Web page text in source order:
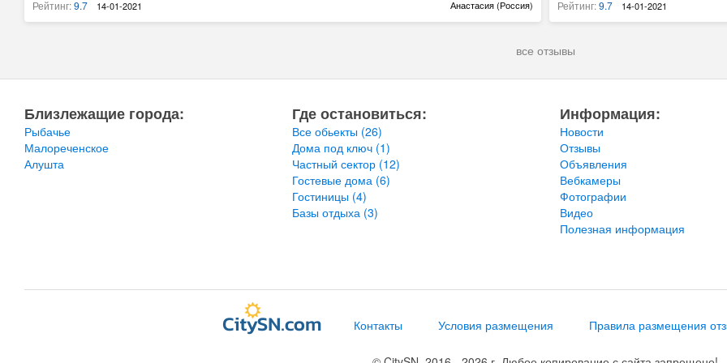
неспешным шагом. До центра посёлка также 5 минут. Возле дома достаточное количество магазинов где
можно купить все необходимое. На Территории много места для стоянки машин. На следующий год
Рейтинг:9.7 14-01-2021 Анастасия (Россия)
находили для нас месте. Очень
магазинов, столовая. Можно
очень полюбили это место Иван
Рейтинг:9.7 14-01-2021
все отзывы
Близлежащие города:
Рыбачье
Малореченское
Алушта
Где остановиться:
Все обьекты (26)
Дома под ключ (1)
Частный сектор (12)
Гостевые дома (6)
Гостиницы (4)
Базы отдыха (3)
Информация:
Новости
Отзывы
Объявления
Вебкамеры
Фотографии
Видео
Полезная информация
Контакты Условия размещения Правила размещения